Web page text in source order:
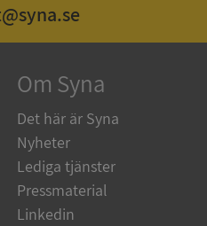
Om Syna
Det här är Syna
Nyheter
Lediga tjänster
Pressmaterial
Linkedin
Corporation
Microsoft
Corporation
upplysningar.syna.se